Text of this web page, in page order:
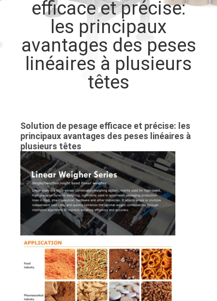
CONTRÔLE
QUALITÉ
NOUVELLES
CAS
DEMANDEZ
UN DEVIS
PLAN
efficace et précise:
les principaux
avantages des peses
linéaires à plusieurs
têtes
Solution de pesage efficace et précise: les
principaux avantages des peses linéaires à
plusieurs têtes